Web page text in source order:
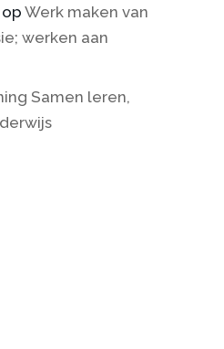
Werk maken van
werken aan
Samen leren,